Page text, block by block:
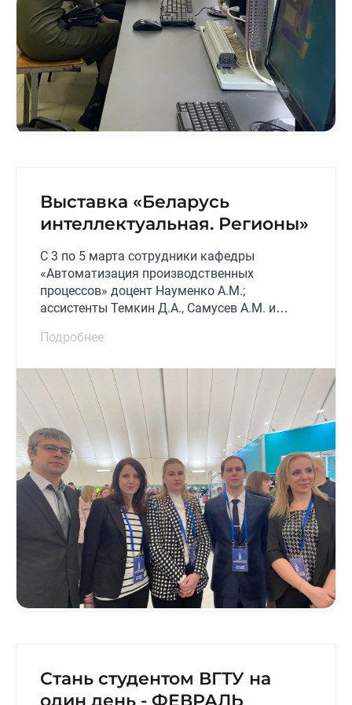
Выставка «Беларусь
интеллектуальная. Регионы»
С 3 по 5 марта сотрудники кафедры
«Автоматизация производственных
процессов» доцент Науменко А.М.;
ассистенты Темкин Д.А., Самусев А.М. и
участие в выставке научно-технических
Регионы». На выставке была представлена
разработка кафедры – учебно-
производственный стенд «Программируемый
логический контроллер», созданная
совместно с НПЦ «Европрибор». Более 40 000
человек со всей области ознакомились с
новейшими передовыми разработками
предприятий, организаций, учреждений
образования северного региона.
Подробнее
Стань студентом ВГТУ на
один день - ФЕВРАЛЬ